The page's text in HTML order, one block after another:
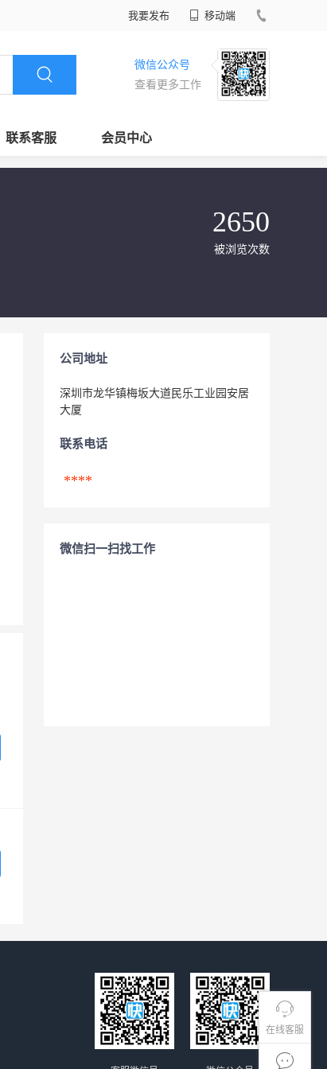
我要发布 移动端
微信公众号
查看更多工作
联系客服 会员中心
在线客服
2650
被浏览次数
公司地址
深圳市龙华镇梅坂大道民乐工业园安居
大厦
联系电话
****
微信扫一扫找工作